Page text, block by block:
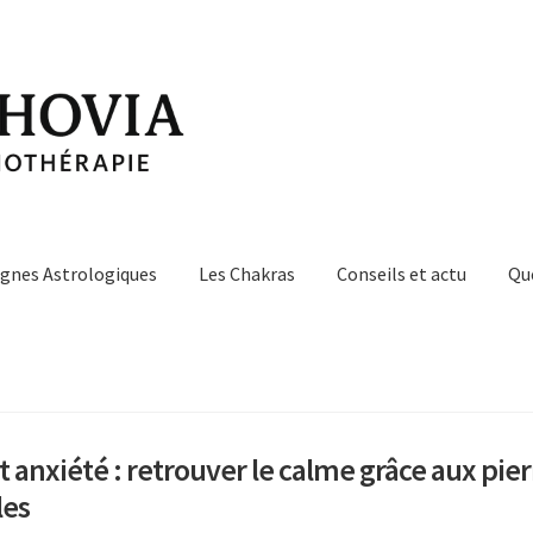
Astrologiques Les Chakras Conseils et actu
anxiété : retrouver le calme grâce aux